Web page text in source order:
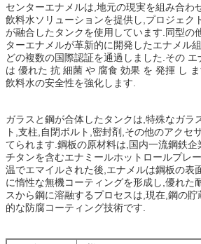
センターエナメルは,地元の現実を組み合わ
飲料水ソリューションを提供し,プロジェク
が融合したタンクを使用しています.同型の
ターエナメルが革新的に開発したエナメル
どの複数の国際認証を通過しました.その
は 優れた 抗 細菌 や 腐食 効果 を 発揮 し
飲料水の安全性を強化します.
ガラスと鋼が合体したタンクは,特殊なガラ
ト,支柱,自閉ボルト,密封剤,その他のアクセ
てられます.鋼板の原材料は,国内一流鋼鉄企
チタンを含むエナミールホットロールプレ
温でエマイルされた後,エナメルは鋼板の表
に惰性な無機コーティングを形成し,優れた
スから鋼に溶融するプロセスは,現在,鋼の
的な防腐コーティング技術です.